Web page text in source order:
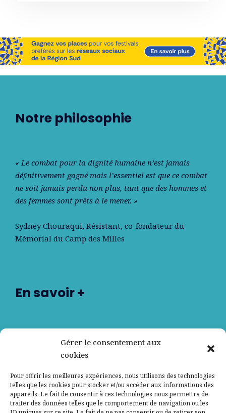
Gérer le consentement aux
cookies
Pour offrir les meilleures expériences, nous utilisons des technologies
telles que les cookies pour stocker et/ou accéder aux informations des
appareils. Le fait de consentir à ces technologies nous permettra de
traiter des données telles que le comportement de navigation ou les
Notre philosophie
« Le combat pour la dignité humaine n’est jamais
déﬁnitivement gagné mais l’essentiel est que ce combat
ne soit jamais perdu non plus, tant que des hommes et
des femmes sont prêts à le mener. »
Sydney Chouraqui, Résistant, co-fondateur du
Mémorial du Camp des Milles
En savoir +
Contactez-nous